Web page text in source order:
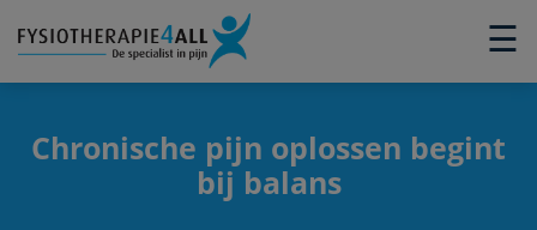
☰
×
Chronische pijn oplossen begint
bij balans